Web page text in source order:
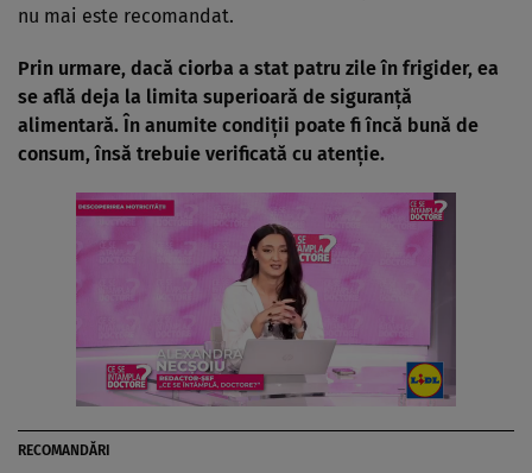
nu mai este recomandat.
Prin urmare, dacă ciorba a stat patru zile în frigider, ea
se află deja la limita superioară de siguranță
alimentară. În anumite condiții poate fi încă bună de
consum, însă trebuie verificată cu atenție.
RECOMANDĂRI